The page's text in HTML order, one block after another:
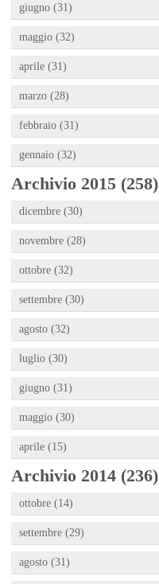
giugno (31)
maggio (32)
aprile (31)
marzo (28)
febbraio (31)
gennaio (32)
Archivio 2015 (258)
dicembre (30)
novembre (28)
ottobre (32)
settembre (30)
agosto (32)
luglio (30)
giugno (31)
maggio (30)
aprile (15)
Archivio 2014 (236)
ottobre (14)
settembre (29)
agosto (31)